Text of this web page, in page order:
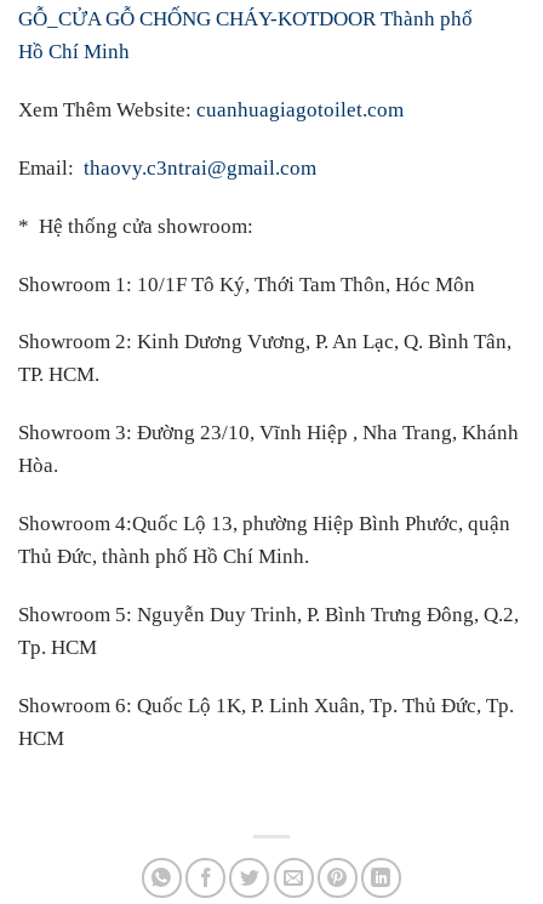
GỖ_CỬA GỖ CHỐNG CHÁY-KOTDOOR Thành phố
Hồ Chí Minh
Xem Thêm Website: cuanhuagiagotoilet.com
Email: thaovy.c3ntrai@gmail.com
* Hệ thống cửa showroom:
Showroom 1: 10/1F Tô Ký, Thới Tam Thôn, Hóc Môn
Showroom 2: Kinh Dương Vương, P. An Lạc, Q. Bình Tân,
TP. HCM.
Showroom 3: Đường 23/10, Vĩnh Hiệp , Nha Trang, Khánh
Hòa.
Showroom 4:Quốc Lộ 13, phường Hiệp Bình Phước, quận
Thủ Đức, thành phố Hồ Chí Minh.
Showroom 5: Nguyễn Duy Trinh, P. Bình Trưng Đông, Q.2,
Tp. HCM
Showroom 6: Quốc Lộ 1K, P. Linh Xuân, Tp. Thủ Đức, Tp.
HCM